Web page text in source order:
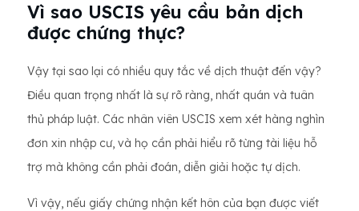
Vì sao USCIS yêu cầu bản dịch
được chứng thực?
Vậy tại sao lại có nhiều quy tắc về dịch thuật đến vậy?
Điều quan trọng nhất là sự rõ ràng, nhất quán và tuân
thủ pháp luật. Các nhân viên USCIS xem xét hàng nghìn
đơn xin nhập cư, và họ cần phải hiểu rõ từng tài liệu hỗ
trợ mà không cần phải đoán, diễn giải hoặc tự dịch.
Vì vậy, nếu giấy chứng nhận kết hôn của bạn được viết